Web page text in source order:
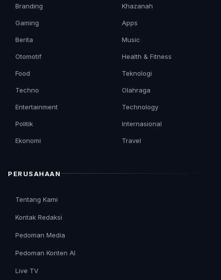
Branding
Gaming
Berita
Otomotif
Khazanah
Apps
Music
Health & Fitness
Food
Techno
Entertainment
Politik
Ekonomi
Teknologi
Olahraga
Technology
Internasional
Travel
PERUSAHAAN
Tentang Kami
Kontak Redaksi
Pedoman Media
Pedoman Konten AI
Live TV